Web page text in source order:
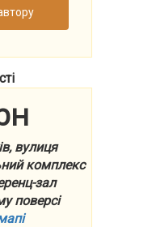
вулиця
комплекс
зал
поверсі